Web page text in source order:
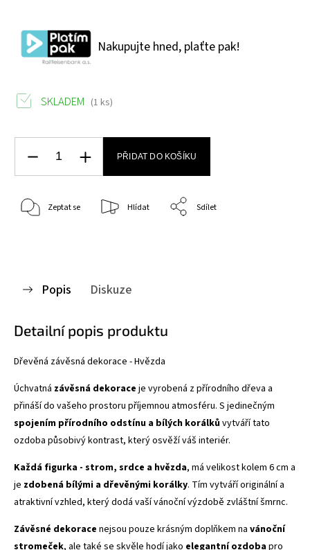
Nakupujte hned, plaťte pak!
SKLADEM (1 ks)
PŘIDAT DO KOŠÍKU
Zeptat se Hlídat Sdílet
Popis Diskuze
Detailní popis produktu
Dřevěná závěsná dekorace - Hvězda
Úchvatná závěsná dekorace je vyrobená z přírodního dřeva a
přináší do vašeho prostoru příjemnou atmosféru. S jedinečným
spojením přírodního odstínu a bílých korálkůvytváří tato
ozdoba působivý kontrast, který osvěží váš interiér.
Každá figurka - strom, srdce a hvězda, má velikost kolem 6 cm a
je zdobená bílými a dřevěnými korálky. Tím vytváří originální a
atraktivní vzhled, který dodá vaší vánoční výzdobě zvláštní šmrnc.
Závěsné dekorace nejsou pouze krásným doplňkem na vánoční
stromeček, ale také se skvěle hodí jako elegantní ozdobapro